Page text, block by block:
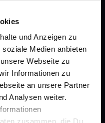
und Anzeigen zu
Medien anbieten
Webseite zu
Informationen zu
an unsere Partner
Analysen weiter.